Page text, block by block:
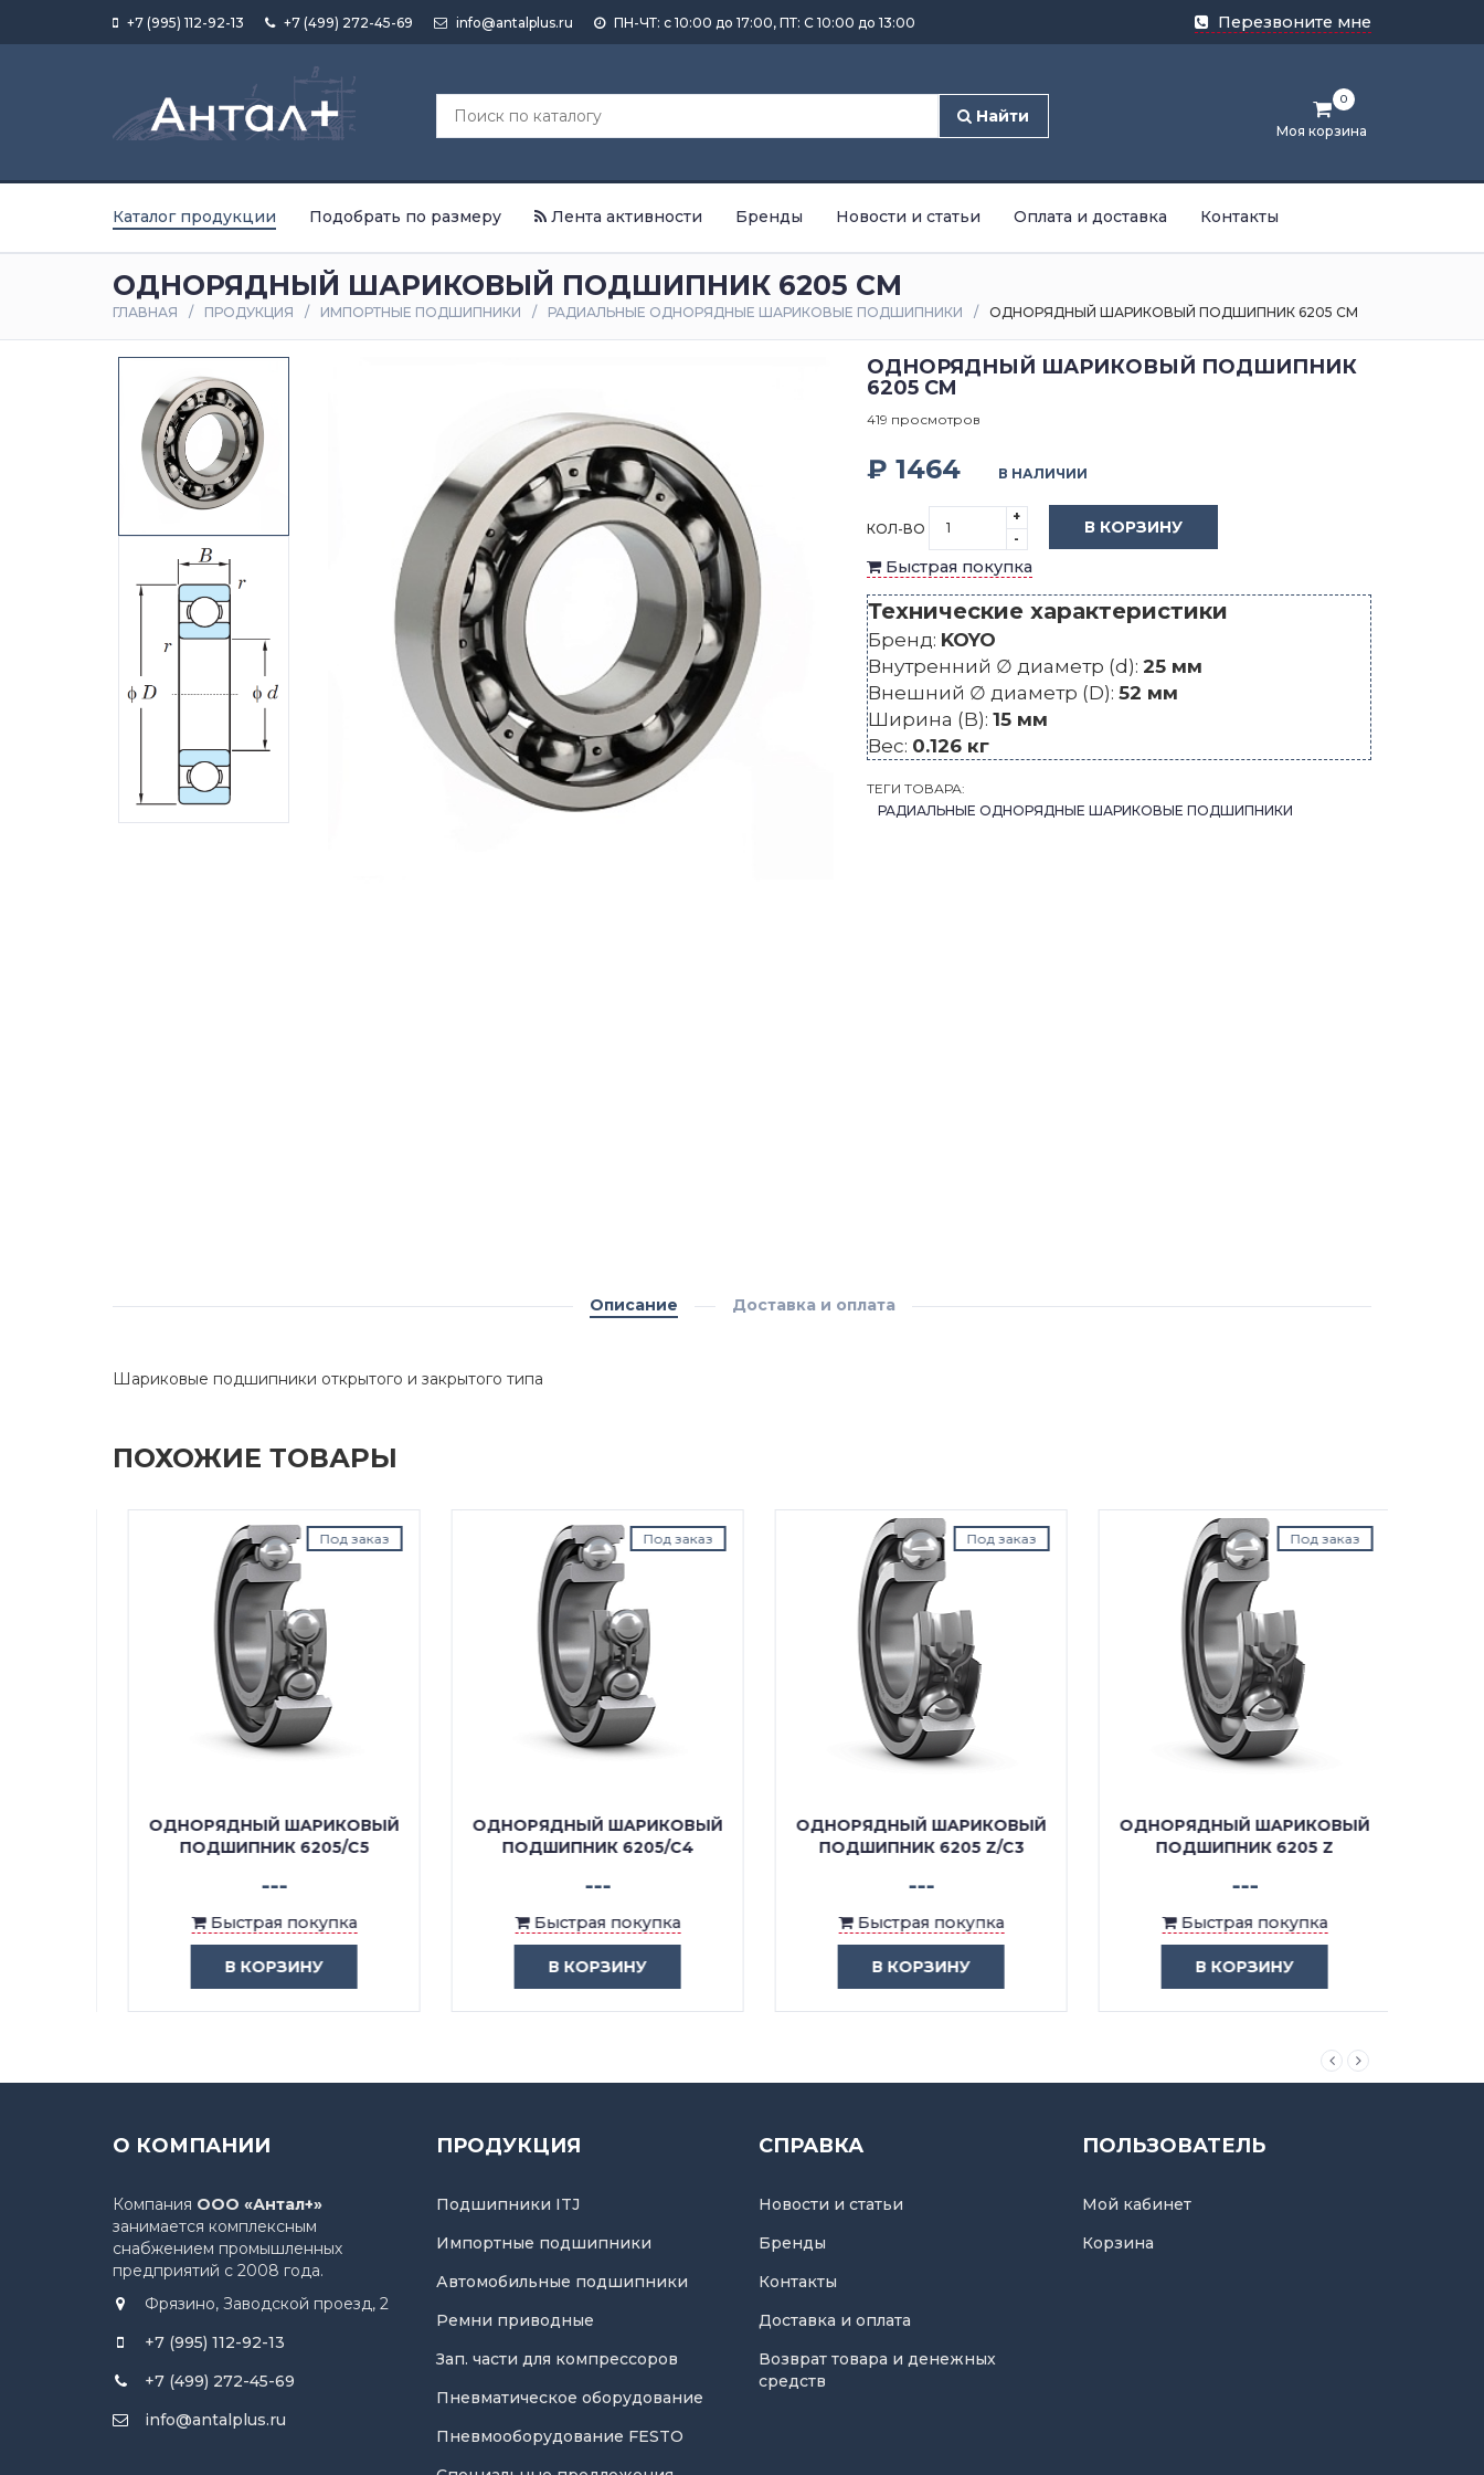
+7 (995) 112-92-13 +7 (499) 272-45-69 info@antalplus.ru ПН-ЧТ: с 10:00 до 17:00, ПТ: С 10:00 до 13:00 Перезвоните мне
Найти
Моя корзина
0
Каталог продукции Подобрать по размеру Лента активности Бренды Новости и статьи Оплата и доставка Контакты
ОДНОРЯДНЫЙ ШАРИКОВЫЙ ПОДШИПНИК 6205 CM
ГЛАВНАЯ ПРОДУКЦИЯ ИМПОРТНЫЕ ПОДШИПНИКИ РАДИАЛЬНЫЕ ОДНОРЯДНЫЕ ШАРИКОВЫЕ ПОДШИПНИКИ ОДНОРЯДНЫЙ ШАРИКОВЫЙ ПОДШИПНИК 6205 CM
ОДНОРЯДНЫЙ ШАРИКОВЫЙ ПОДШИПНИК
6205 CM
419 просмотров
₽ 1464 В НАЛИЧИИ
КОЛ-ВО
+
-
В КОРЗИНУ
Быстрая покупка
Технические характеристики
Бренд: KOYO
Внутренний ∅ диаметр (d): 25 мм
Внешний ∅ диаметр (D): 52 мм
Ширина (B): 15 мм
Вес: 0.126 кг
ТЕГИ ТОВАРА:
РАДИАЛЬНЫЕ ОДНОРЯДНЫЕ ШАРИКОВЫЕ ПОДШИПНИКИ
Описание Доставка и оплата
Шариковые подшипники открытого и закрытого типа
ПОХОЖИЕ ТОВАРЫ
Под заказ
ОДНОРЯДНЫЙ ШАРИКОВЫЙ
ПОДШИПНИК 6205/C5
---
Быстрая покупка
В КОРЗИНУ
Под заказ
ОДНОРЯДНЫЙ ШАРИКОВЫЙ
ПОДШИПНИК 6205/C4
---
Быстрая покупка
В КОРЗИНУ
Под заказ
ОДНОРЯДНЫЙ ШАРИКОВЫЙ
ПОДШИПНИК 6205 Z/C3
---
Быстрая покупка
В КОРЗИНУ
Под заказ
ОДНОРЯДНЫЙ ШАРИКОВЫЙ
ПОДШИПНИК 6205 Z
---
Быстрая покупка
В КОРЗИНУ
О КОМПАНИИ
Компания ООО «Антал+»
занимается комплексным
снабжением промышленных
предприятий с 2008 года.
Фрязино, Заводской проезд, 2
+7 (995) 112-92-13
+7 (499) 272-45-69
info@antalplus.ru
ПРОДУКЦИЯ
Подшипники ITJ
Импортные подшипники
Автомобильные подшипники
Ремни приводные
Зап. части для компрессоров
Пневматическое оборудование
Пневмооборудование FESTO
СПРАВКА
Новости и статьи
Бренды
Контакты
Доставка и оплата
Возврат товара и денежных
средств
ПОЛЬЗОВАТЕЛЬ
Мой кабинет
Корзина